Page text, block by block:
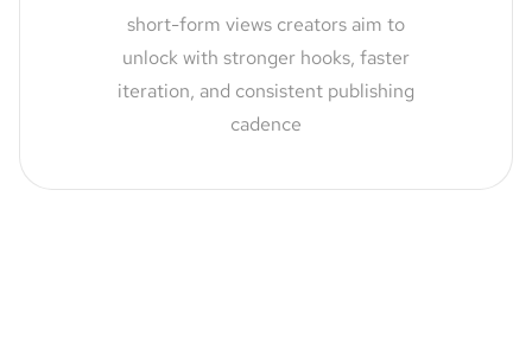
short-form views creators aim to
unlock with stronger hooks, faster
iteration, and consistent publishing
cadence